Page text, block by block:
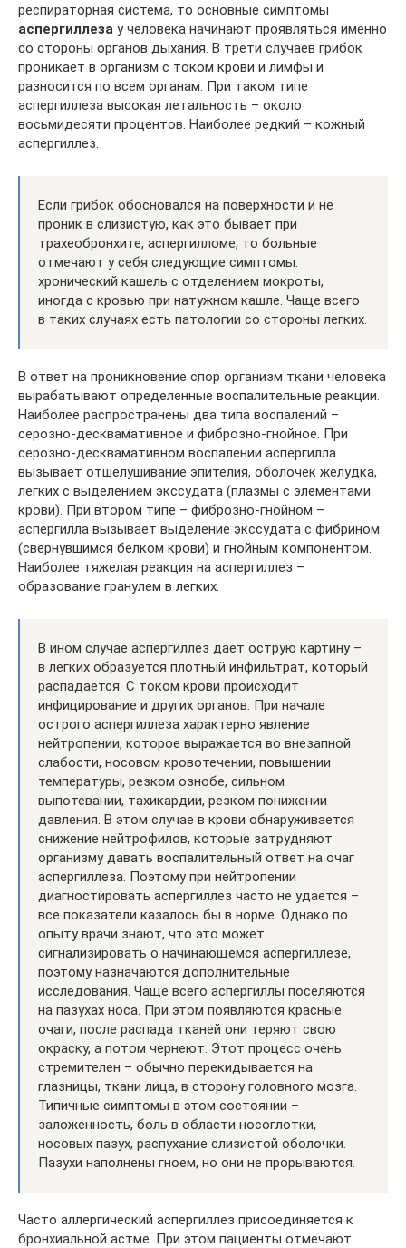
респираторная система, то основные симптомы
аспергиллеза у человека начинают проявляться именно
со стороны органов дыхания. В трети случаев грибок
проникает в организм с током крови и лимфы и
разносится по всем органам. При таком типе
аспергиллеза высокая летальность – около
восьмидесяти процентов. Наиболее редкий – кожный
аспергиллез.
Если грибок обосновался на поверхности и не
проник в слизистую, как это бывает при
трахеобронхите, аспергилломе, то больные
отмечают у себя следующие симптомы:
хронический кашель с отделением мокроты,
иногда с кровью при натужном кашле. Чаще всего
в таких случаях есть патологии со стороны легких.
В ответ на проникновение спор организм ткани человека
вырабатывают определенные воспалительные реакции.
Наиболее распространены два типа воспалений –
серозно-десквамативное и фиброзно-гнойное. При
серозно-десквамативном воспалении аспергилла
вызывает отшелушивание эпителия, оболочек желудка,
легких с выделением экссудата (плазмы с элементами
крови). При втором типе – фиброзно-гнойном –
аспергилла вызывает выделение экссудата с фибрином
(свернувшимся белком крови) и гнойным компонентом.
Наиболее тяжелая реакция на аспергиллез –
образование гранулем в легких.
В ином случае аспергиллез дает острую картину –
в легких образуется плотный инфильтрат, который
распадается. С током крови происходит
инфицирование и других органов. При начале
острого аспергиллеза характерно явление
нейтропении, которое выражается во внезапной
слабости, носовом кровотечении, повышении
температуры, резком ознобе, сильном
выпотевании, тахикардии, резком понижении
давления. В этом случае в крови обнаруживается
снижение нейтрофилов, которые затрудняют
организму давать воспалительный ответ на очаг
аспергиллеза. Поэтому при нейтропении
диагностировать аспергиллез часто не удается –
все показатели казалось бы в норме. Однако по
опыту врачи знают, что это может
сигнализировать о начинающемся аспергиллезе,
поэтому назначаются дополнительные
исследования. Чаще всего аспергиллы поселяются
на пазухах носа. При этом появляются красные
очаги, после распада тканей они теряют свою
окраску, а потом чернеют. Этот процесс очень
стремителен – обычно перекидывается на
глазницы, ткани лица, в сторону головного мозга.
Типичные симптомы в этом состоянии –
заложенность, боль в области носоглотки,
носовых пазух, распухание слизистой оболочки.
Пазухи наполнены гноем, но они не прорываются.
Часто аллергический аспергиллез присоединяется к
бронхиальной астме. При этом пациенты отмечают